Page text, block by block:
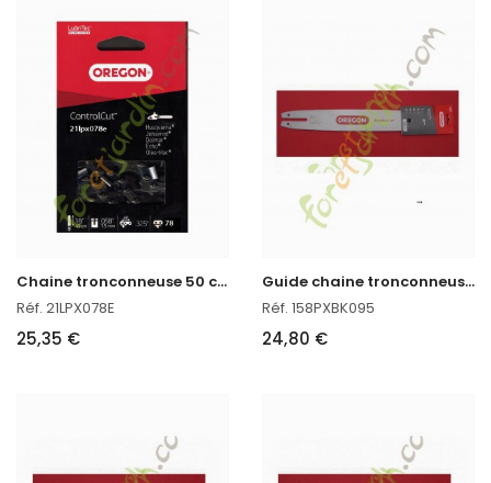
C
haine tronconneuse 50 cm Oregon réf : 21LPX078E
Réf. 21LPX078E
25,35 €
G
uide chaine tronconneuse 38 cm Oregon 158PXBK095
Réf. 158PXBK095
24,80 €